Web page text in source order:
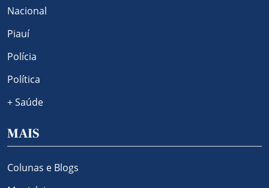
Nacional
Piauí
Polícia
Política
+ Saúde
MAIS
Colunas e Blogs